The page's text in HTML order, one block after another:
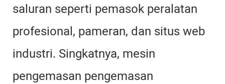
saluran seperti pemasok peralatan
profesional, pameran, dan situs web
industri. Singkatnya, mesin
pengemasan pengemasan